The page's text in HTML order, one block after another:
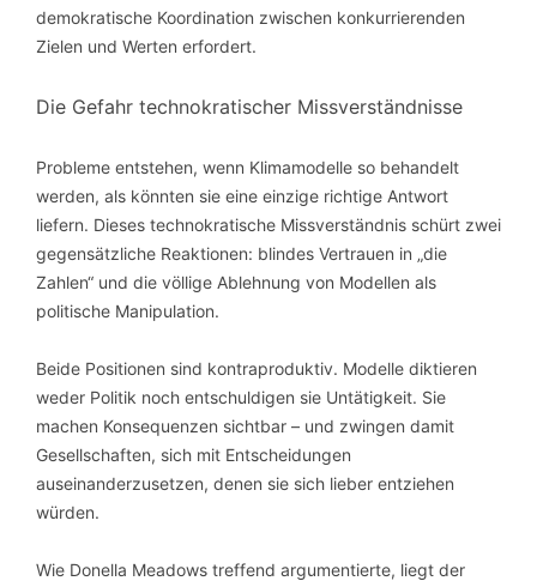
demokratische Koordination zwischen konkurrierenden
Zielen und Werten erfordert.
Die Gefahr technokratischer Missverständnisse
Probleme entstehen, wenn Klimamodelle so behandelt
werden, als könnten sie eine einzige richtige Antwort
liefern. Dieses technokratische Missverständnis schürt zwei
gegensätzliche Reaktionen: blindes Vertrauen in „die
Zahlen“ und die völlige Ablehnung von Modellen als
politische Manipulation.
Beide Positionen sind kontraproduktiv. Modelle diktieren
weder Politik noch entschuldigen sie Untätigkeit. Sie
machen Konsequenzen sichtbar – und zwingen damit
Gesellschaften, sich mit Entscheidungen
auseinanderzusetzen, denen sie sich lieber entziehen
würden.
Wie Donella Meadows treffend argumentierte, liegt der